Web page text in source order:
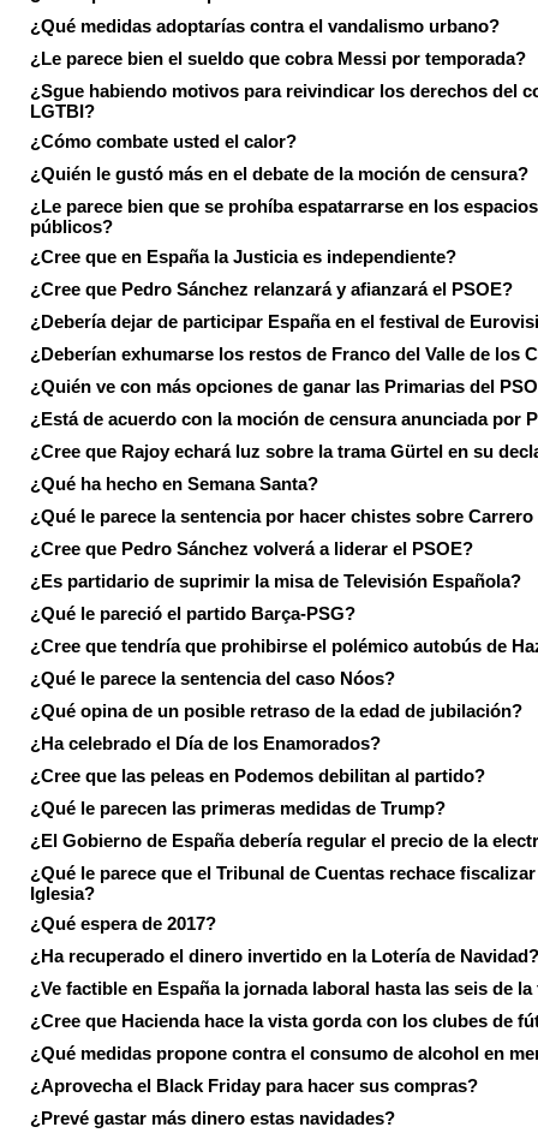
¿Qué medidas adoptarías contra el vandalismo urbano?
¿Le parece bien el sueldo que cobra Messi por temporada?
¿Sgue habiendo motivos para reivindicar los derechos del
LGTBI?
¿Cómo combate usted el calor?
¿Quién le gustó más en el debate de la moción de censura?
¿Le parece bien que se prohíba espatarrarse en los espacios
públicos?
¿Cree que en España la Justicia es independiente?
¿Cree que Pedro Sánchez relanzará y afianzará el PSOE?
¿Debería dejar de participar España en el festival de
¿Deberían exhumarse los restos de Franco del Valle de los
¿Quién ve con más opciones de ganar las Primarias del
¿Está de acuerdo con la moción de censura anunciada por
¿Cree que Rajoy echará luz sobre la trama Gürtel en su
¿Qué ha hecho en Semana Santa?
¿Qué le parece la sentencia por hacer chistes sobre
¿Cree que Pedro Sánchez volverá a liderar el PSOE?
¿Es partidario de suprimir la misa de Televisión Española?
¿Qué le pareció el partido Barça-PSG?
¿Cree que tendría que prohibirse el polémico autobús de
¿Qué le parece la sentencia del caso Nóos?
¿Qué opina de un posible retraso de la edad de jubilación?
¿Ha celebrado el Día de los Enamorados?
¿Cree que las peleas en Podemos debilitan al partido?
¿Qué le parecen las primeras medidas de Trump?
¿El Gobierno de España debería regular el precio de la
¿Qué le parece que el Tribunal de Cuentas rechace fiscalizar
Iglesia?
¿Qué espera de 2017?
¿Ha recuperado el dinero invertido en la Lotería de Navidad?
¿Ve factible en España la jornada laboral hasta las seis de la
¿Cree que Hacienda hace la vista gorda con los clubes de
¿Qué medidas propone contra el consumo de alcohol en
¿Aprovecha el Black Friday para hacer sus compras?
¿Prevé gastar más dinero estas navidades?